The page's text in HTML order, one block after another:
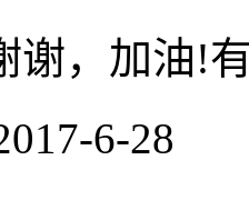
谢，加油!
6-28